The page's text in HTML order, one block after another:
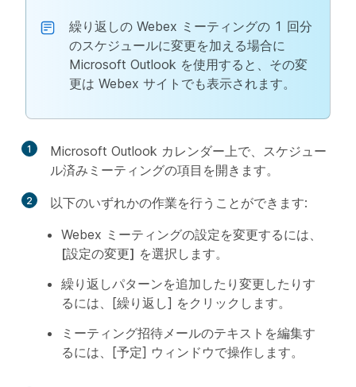
繰り返しの Webex ミーティングの 1 回分
のスケジュールに変更を加える場合に
Microsoft Outlook を使用すると、その変
更は Webex サイトでも表示されます。
1
Microsoft Outlook カレンダー上で、スケジュー
ル済みミーティングの項目を開きます。
2
以下のいずれかの作業を行うことができます:
Webex ミーティングの設定を変更するには、
[設定の変更] を選択します。
繰り返しパターンを追加したり変更したりす
るには、[繰り返し] をクリックします。
ミーティング招待メールのテキストを編集す
るには、[予定] ウィンドウで操作します。